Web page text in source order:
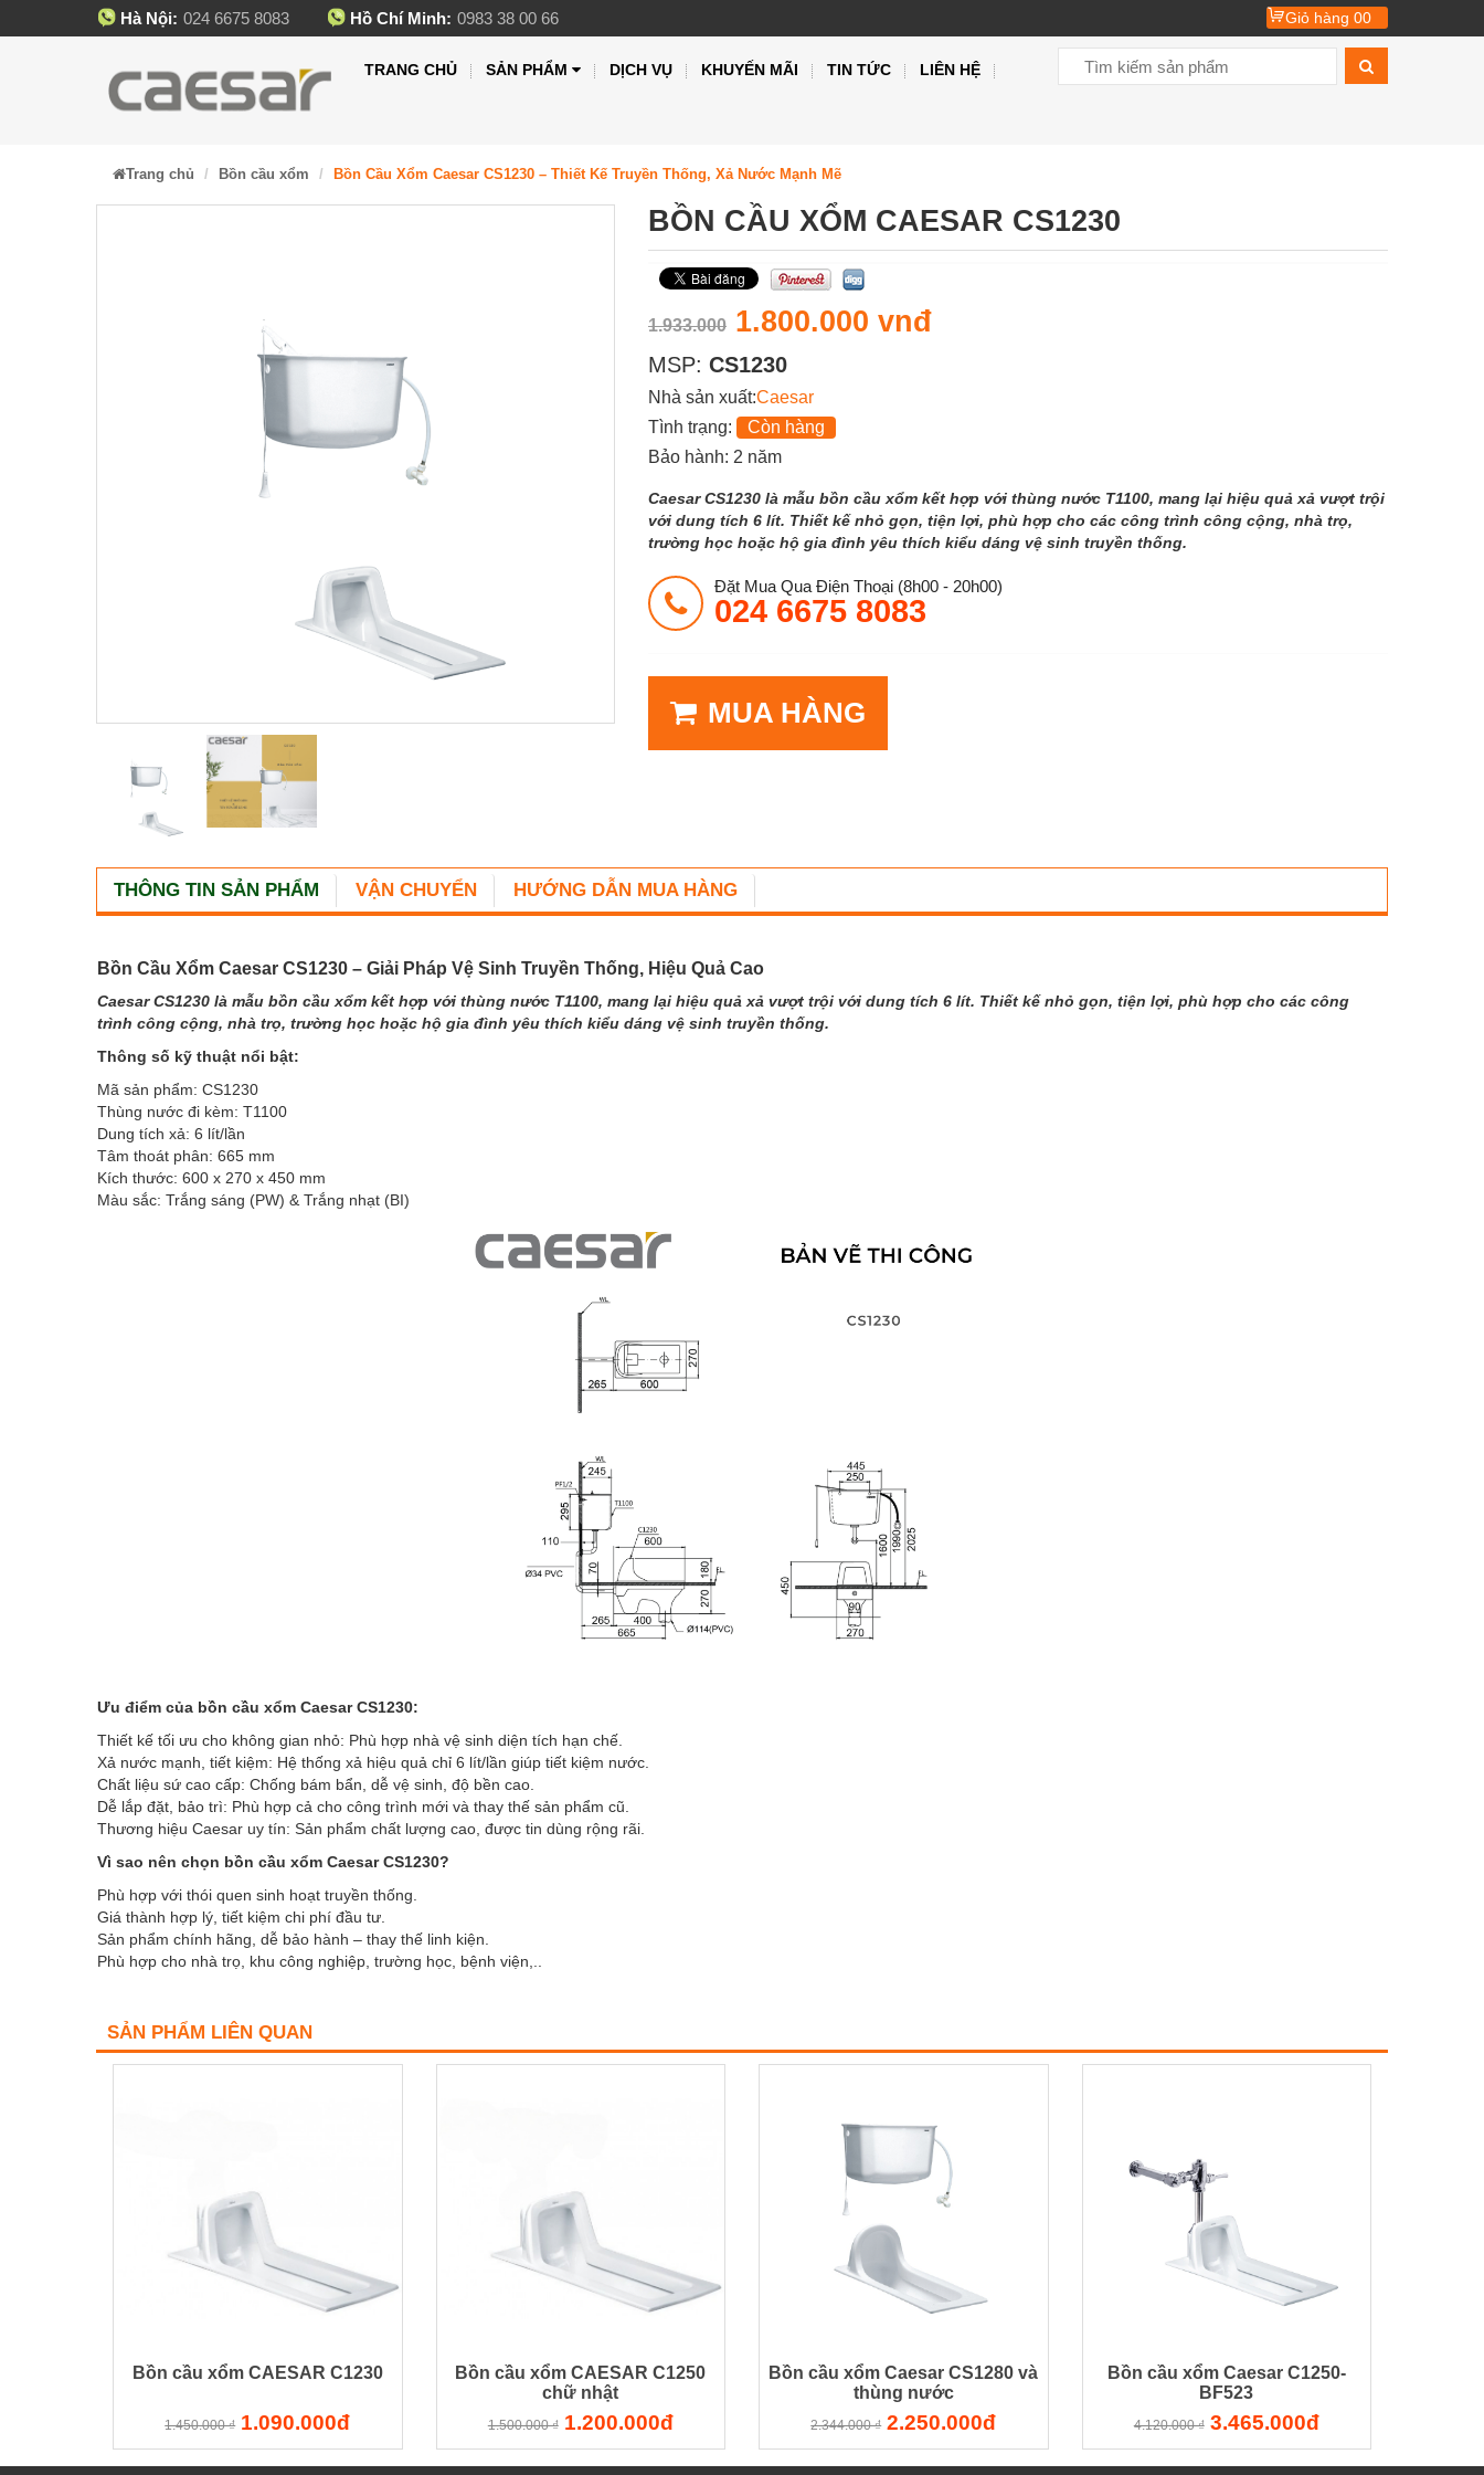
Hà Nội: 024 6675 8083 Hồ Chí Minh: 0983 38 00 66 Giỏ hàng 00
TRANG CHỦ SẢN PHẨM DỊCH VỤ KHUYẾN MÃI TIN TỨC LIÊN HỆ
Trang chủ Bồn cầu xổm Bồn Cầu Xổm Caesar CS1230 – Thiết Kế Truyền Thống, Xả Nước Mạnh Mẽ
BỒN CẦU XỔM CAESAR CS1230
1.933.000 1.800.000 vnđ
MSP: CS1230
Nhà sản xuất:Caesar
Tình trạng:
Còn hàng
Bảo hành: 2 năm
Caesar CS1230 là mẫu bồn cầu xổm kết hợp với thùng nước T1100, mang lại hiệu quả xả vượt trội
với dung tích 6 lít. Thiết kế nhỏ gọn, tiện lợi, phù hợp cho các công trình công cộng, nhà trọ,
trường học hoặc hộ gia đình yêu thích kiểu dáng vệ sinh truyền thống.
Đặt Mua Qua Điện Thoại (8h00 - 20h00)
024 6675 8083
MUA HÀNG
THÔNG TIN SẢN PHẨM VẬN CHUYỂN HƯỚNG DẪN MUA HÀNG
Bồn Cầu Xổm Caesar CS1230 – Giải Pháp Vệ Sinh Truyền Thống, Hiệu Quả Cao
Caesar CS1230 là mẫu bồn cầu xổm kết hợp với thùng nước T1100, mang lại hiệu quả xả vượt trội với dung tích 6 lít. Thiết kế nhỏ gọn, tiện lợi, phù hợp cho các công
trình công cộng, nhà trọ, trường học hoặc hộ gia đình yêu thích kiểu dáng vệ sinh truyền thống.
Thông số kỹ thuật nổi bật:
Mã sản phẩm: CS1230
Thùng nước đi kèm: T1100
Dung tích xả: 6 lít/lần
Tâm thoát phân: 665 mm
Kích thước: 600 x 270 x 450 mm
Màu sắc: Trắng sáng (PW) & Trắng nhạt (BI)
Ưu điểm của bồn cầu xổm Caesar CS1230:
Thiết kế tối ưu cho không gian nhỏ: Phù hợp nhà vệ sinh diện tích hạn chế.
Xả nước mạnh, tiết kiệm: Hệ thống xả hiệu quả chỉ 6 lít/lần giúp tiết kiệm nước.
Chất liệu sứ cao cấp: Chống bám bẩn, dễ vệ sinh, độ bền cao.
Dễ lắp đặt, bảo trì: Phù hợp cả cho công trình mới và thay thế sản phẩm cũ.
Thương hiệu Caesar uy tín: Sản phẩm chất lượng cao, được tin dùng rộng rãi.
Vì sao nên chọn bồn cầu xổm Caesar CS1230?
Phù hợp với thói quen sinh hoạt truyền thống.
Giá thành hợp lý, tiết kiệm chi phí đầu tư.
Sản phẩm chính hãng, dễ bảo hành – thay thế linh kiện.
Phù hợp cho nhà trọ, khu công nghiệp, trường học, bệnh viện,..
SẢN PHẨM LIÊN QUAN
Bồn cầu xổm CAESAR C1230
1.450.000 ₫ 1.090.000đ
Bồn cầu xổm CAESAR C1250
chữ nhật
1.500.000 ₫ 1.200.000đ
Bồn cầu xổm Caesar CS1280 và
thùng nước
2.344.000 ₫ 2.250.000đ
Bồn cầu xổm Caesar C1250-
BF523
4.120.000 ₫ 3.465.000đ